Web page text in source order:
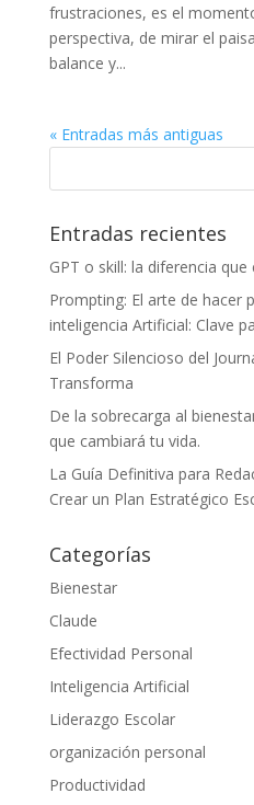
frustraciones, es el
perspectiva, de mirar el
balance y...
« Entradas más antiguas
Entradas recientes
GPT o skill: la diferencia
Prompting: El arte de hacer
inteligencia Artificial: Clave
El Poder Silencioso del
Transforma
De la sobrecarga al
que cambiará tu vida.
La Guía Definitiva para
Crear un Plan Estratégico
Categorías
Bienestar
Claude
Efectividad Personal
Inteligencia Artificial
Liderazgo Escolar
organización personal
Productividad